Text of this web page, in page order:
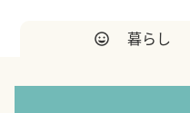
暮らし